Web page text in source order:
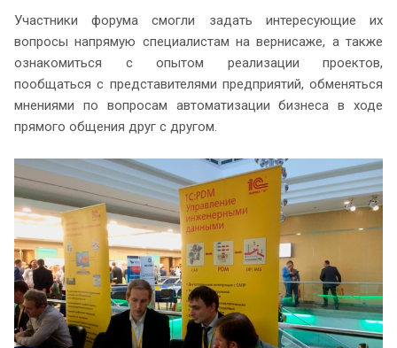
Участники форума смогли задать интересующие их
вопросы напрямую специалистам на вернисаже, а также
ознакомиться с опытом реализации проектов,
пообщаться с представителями предприятий, обменяться
мнениями по вопросам автоматизации бизнеса в ходе
прямого общения друг с другом.